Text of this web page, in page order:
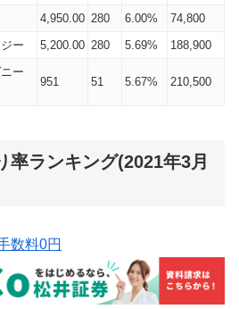
4,950.00 280 6.00%
74,800
ー 5,200.00 280 5.69% 188,900
ー
951 51 5.67% 210,500
率ランキング(2021年3月
数料0円